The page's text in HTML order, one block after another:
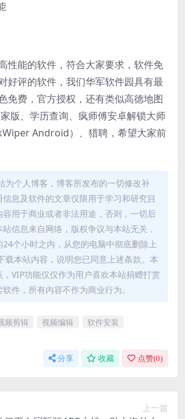
性能的软件，符合大家要求，软件免
好评的软件，我们华军软件园具有最
免费，官方授权，还有类似高德地图
版、学历查询、疯师傅安卓解锁大师
Android）、猎聘，希望大家前
为个人博客，博客所发布的一切修改补
息及软件的文章仅限用于学习和研究目
用于商业或者非法用途，否则，一切后
信息来自网络，版权争议与本站无关，
个小时之内，从您的电脑中彻底删除上
载本站内容，说明您已同意上述条款。本
VIP功能仅仅作为用户喜欢本站捐赠打赏
件，所有内容不作为商业行为。
频剪辑 视频编辑
软件安装
分享 收藏 点赞(0)
上一篇